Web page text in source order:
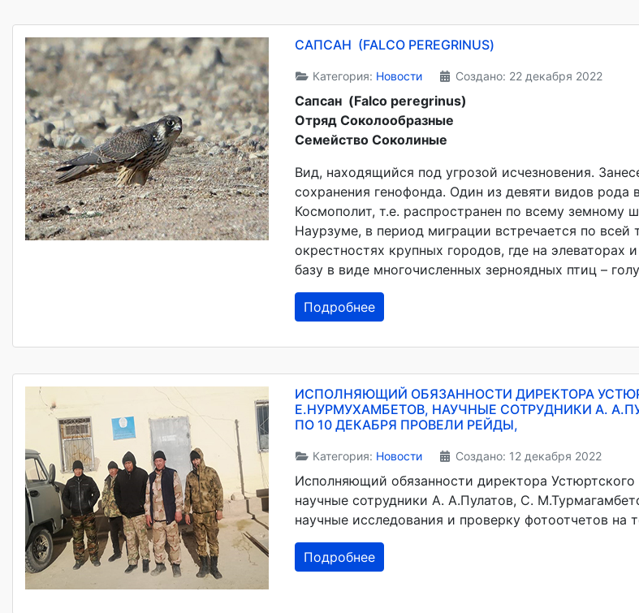
САПСАН (FALCO PEREGRINUS)
Категория: Новости Создано: 22 декабря 2022
Сапсан (Falco peregrinus)
Отряд Соколообразные
Семейство Соколиные
Вид, находящийся под угрозой исчезновения.
сохранения генофонда. Один из девяти видов рода
Космополит, т.е. распространен по всему земному
Наурзуме, в период миграции встречается по
окрестностях крупных городов, где на
базу в виде многочисленных зерноядных птиц –
Подробнее
ИСПОЛНЯЮЩИЙ ОБЯЗАННОСТИ ДИРЕКТОРА
E.НУРМУХАМБЕТОВ, НАУЧНЫЕ СОТРУДНИКИ А.
ПО 10 ДЕКАБРЯ ПРОВЕЛИ РЕЙДЫ,
Категория: Новости Создано: 12 декабря 2022
Исполняющий обязанности директора
научные сотрудники А. А.Пулатов, С.
научные исследования и проверку фотоотчетов на
Подробнее